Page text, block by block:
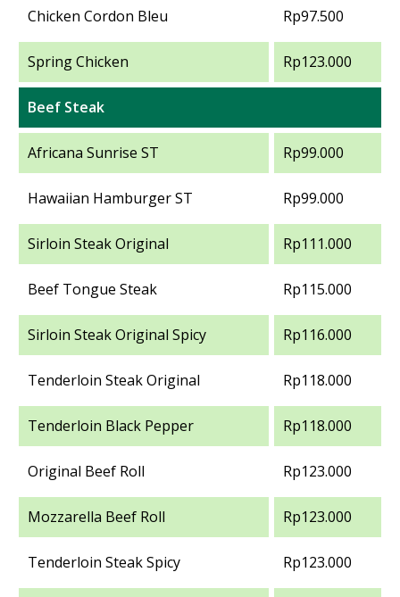
Chicken Cordon Bleu Rp97.500
Spring Chicken Rp123.000
Beef Steak
Africana Sunrise ST Rp99.000
Hawaiian Hamburger ST Rp99.000
Sirloin Steak Original Rp111.000
Beef Tongue Steak Rp115.000
Sirloin Steak Original Spicy Rp116.000
Tenderloin Steak Original Rp118.000
Tenderloin Black Pepper Rp118.000
Original Beef Roll Rp123.000
Mozzarella Beef Roll Rp123.000
Tenderloin Steak Spicy Rp123.000